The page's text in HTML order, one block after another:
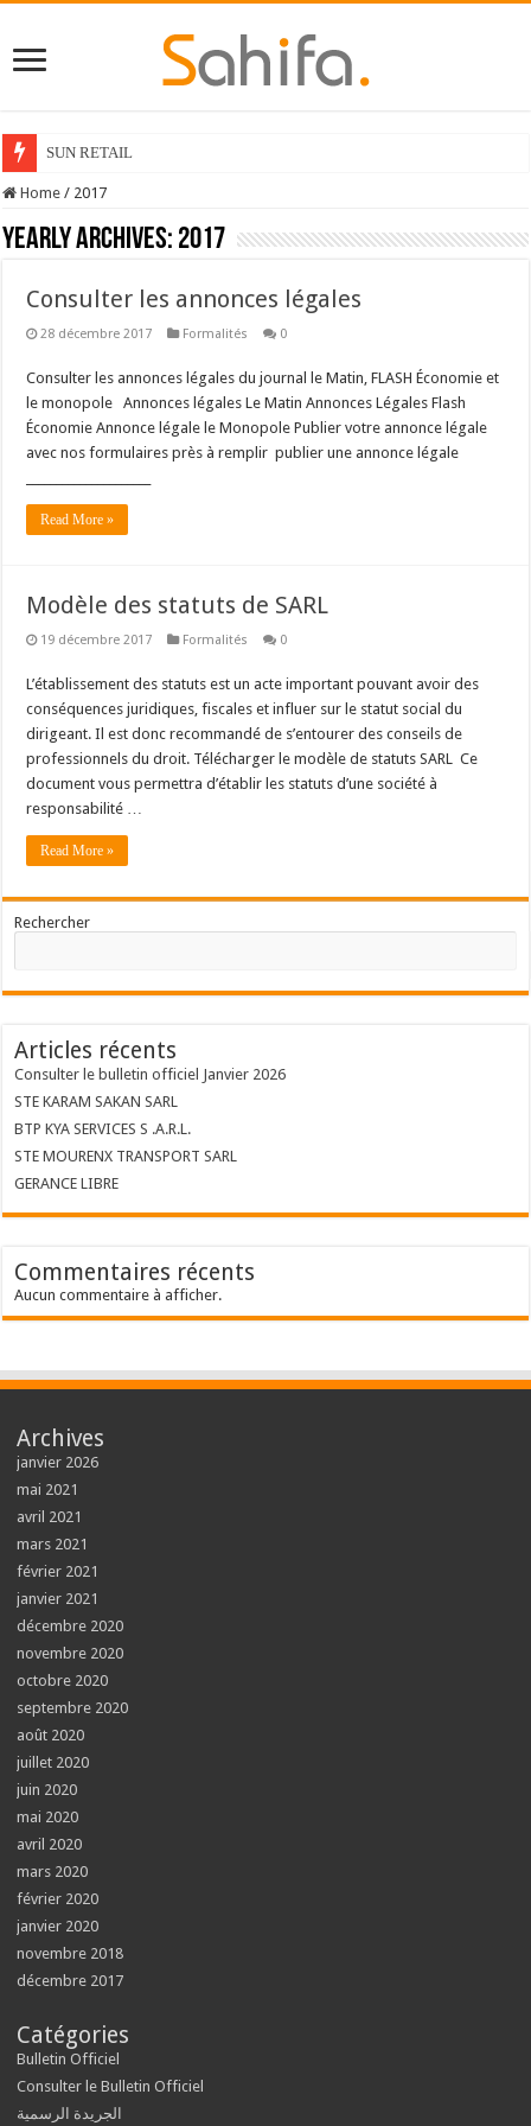
SUN RETAIL
Home / 2017
Yearly Archives: 2017
Consulter les annonces légales
28 décembre 2017 Formalités 0
Consulter les annonces légales du journal le Matin, FLASH Économie et
le monopole Annonces légales Le Matin Annonces Légales Flash
Économie Annonce légale le Monopole Publier votre annonce légale
avec nos formulaires près à remplir publier une annonce légale
Read More »
Modèle des statuts de SARL
19 décembre 2017 Formalités 0
L’établissement des statuts est un acte important pouvant avoir des
conséquences juridiques, fiscales et influer sur le statut social du
dirigeant. Il est donc recommandé de s’entourer des conseils de
professionnels du droit. Télécharger le modèle de statuts SARL Ce
document vous permettra d’établir les statuts d’une société à
responsabilité …
Read More »
Rechercher
Articles récents
Consulter le bulletin officiel Janvier 2026
STE KARAM SAKAN SARL
BTP KYA SERVICES S .A.R.L.
STE MOURENX TRANSPORT SARL
GERANCE LIBRE
Commentaires récents
Aucun commentaire à afficher.
Archives
janvier 2026
mai 2021
avril 2021
mars 2021
février 2021
janvier 2021
décembre 2020
novembre 2020
octobre 2020
septembre 2020
août 2020
juillet 2020
juin 2020
mai 2020
avril 2020
mars 2020
février 2020
janvier 2020
novembre 2018
décembre 2017
Catégories
Bulletin Officiel
Consulter le Bulletin Officiel
الجريدة الرسمية